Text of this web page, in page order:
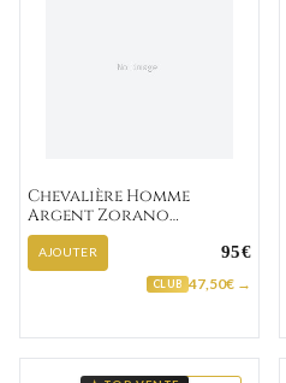
Chevalière Homme
Argent Zorano
Zirconium
AJOUTER 95€
CLUB 47,50€ →